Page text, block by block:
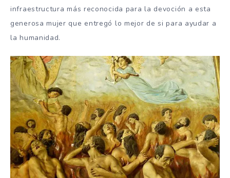
infraestructura más reconocida para la devoción a esta
generosa mujer que entregó lo mejor de si para ayudar a
la humanidad.